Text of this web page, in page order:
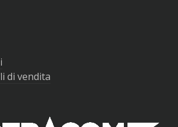
di vendita